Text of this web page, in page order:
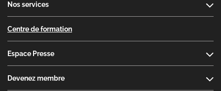
Nos services
Centre de formation
Espace Presse
Devenez membre